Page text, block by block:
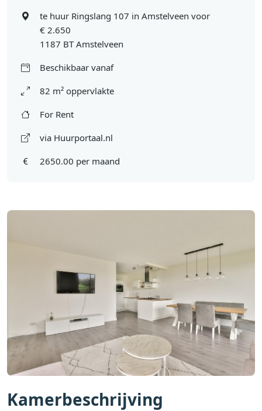
Kamerbeschrijving
te huur Ringslang 107 in Amstelveen voor
€ 2.650
1187 BT Amstelveen
Beschikbaar vanaf
82 m² oppervlakte
For Rent
via Huurportaal.nl
2650.00 per maand